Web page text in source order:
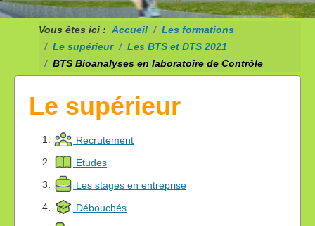
Vous êtes ici : Accueil
Les formations
Le supérieur
Les BTS et DTS 2021
BTS Bioanalyses en laboratoire de Contrôle
Le supérieur
Recrutement
Etudes
Les stages en entreprise
Débouchés